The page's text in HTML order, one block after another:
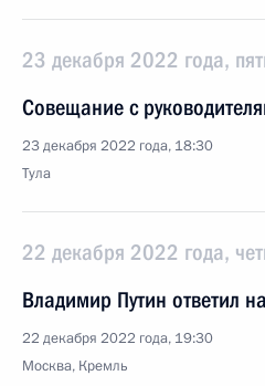
23 декабря 2022 года,
Совещание с
23 декабря 2022 года, 18:30
Тула
22 декабря 2022 года,
Владимир Путин ответил
22 декабря 2022 года, 19:30
Москва, Кремль